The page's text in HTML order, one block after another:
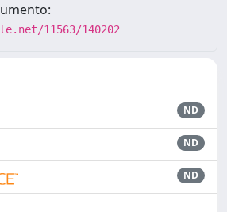
11563/140202
ND
ND
ND